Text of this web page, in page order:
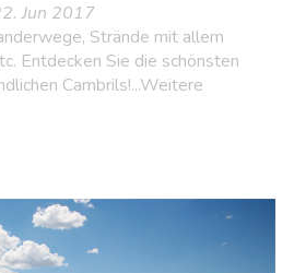
Jun 2017
Strände mit allem
Entdecken Sie die schönsten
Cambrils!...Weitere